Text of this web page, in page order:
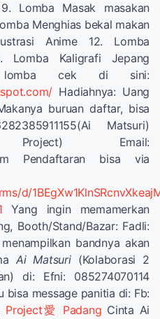
Lomba Masak masakan
Menghias bekal makan
Anime 12. Lomba
Lomba Kaligrafi Jepang
lomba cek di sini:
Hadiahnya: Uang
buruan daftar, bisa
Matsuri)
Project) Email:
Pendaftaran bisa via
d/
Yang ingin memamerkan
Booth/Stand/Bazar: Fadli:
bandnya akan
Ai Matsuri(Kolaborasi 2
di: Efni: 085274070114
bisa message panitia di: Fb:
Project愛 Padang Cinta Ai